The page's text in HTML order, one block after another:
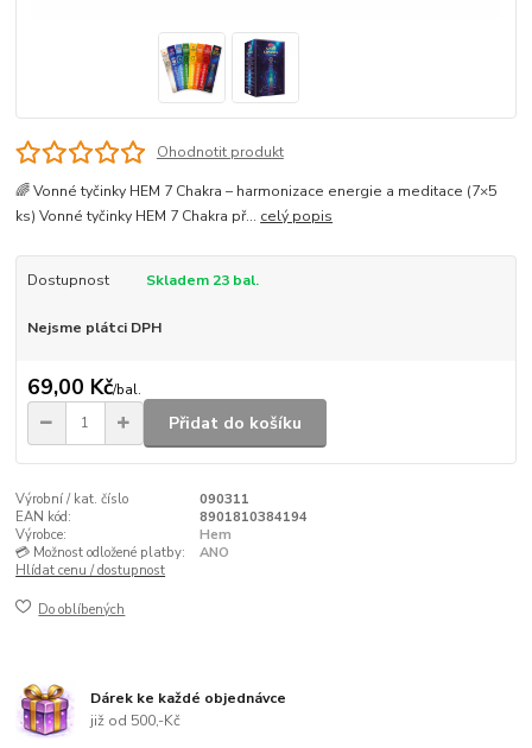
Ohodnotit produkt
🌈 Vonné tyčinky HEM 7 Chakra – harmonizace energie a meditace (7×5
ks) Vonné tyčinky HEM 7 Chakra př... celý popis
Dostupnost Skladem 23 bal.
Nejsme plátci DPH
69,00 Kč/bal.
Přidat do košíku
Výrobní / kat. číslo
090311
EAN kód:
8901810384194
Výrobce:
Hem
💳 Možnost odložené platby:
ANO
Hlídat cenu / dostupnost
Do oblíbených
Dárek ke každé objednávce
již od 500,-Kč